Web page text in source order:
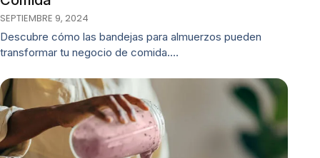
SEPTIEMBRE 9, 2024
Descubre cómo las bandejas para almuerzos pueden
transformar tu negocio de comida.…